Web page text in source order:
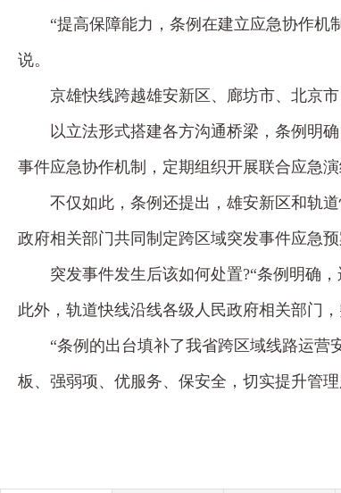
“提高保障能力，条例在建立应急协作
说。
京雄快线跨越雄安新区、廊坊市、北京
以立法形式搭建各方沟通桥梁，条例明
事件应急协作机制，定期组织开展联合应急
不仅如此，条例还提出，雄安新区和轨
政府相关部门共同制定跨区域突发事件应急预
突发事件发生后该如何处置?“条例明确
此外，轨道快线沿线各级人民政府相关部门
“条例的出台填补了我省跨区域线路运
板、强弱项、优服务、保安全，切实提升管